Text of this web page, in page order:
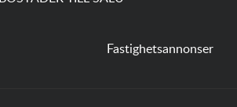
Fastighetsannonser